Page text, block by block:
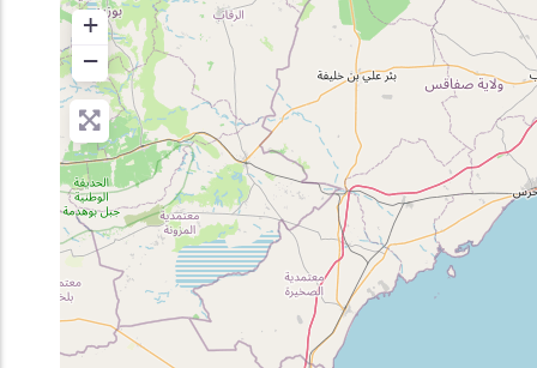
Inscription en Ligne
Bourses
Foire aux Questions
+
−